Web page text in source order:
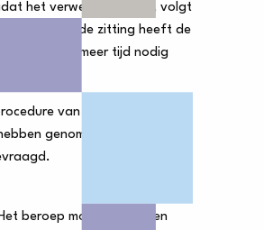
het verweer binnen is, volgt
Na de zitting heeft de
meer tijd nodig
van de melding tot en
genomen. Dit kan langer
beroep moet binnen een